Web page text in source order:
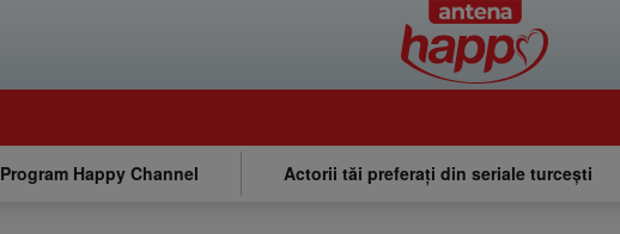
Program Happy Channel Actorii tăi preferați din seriale turcești